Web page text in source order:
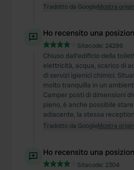
Tradotto da GoogleMostra
Ho recensito una
Sitecode: 24296
Chiuso dall'edificio della
elettricità, acqua, scarico di
di servizi igienici chimici.
molto tranquilla in un
Camper posti di dimensioni
pieno, è anche possibile
adiacente, la stessa
Tradotto da GoogleMostra
Ho recensito una
Sitecode: 2304